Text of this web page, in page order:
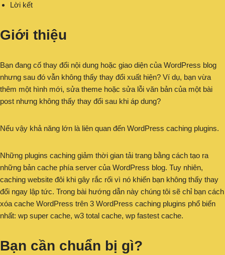
Lời kết
Giới thiệu
Bạn đang cố thay đổi nội dung hoặc giao diện của WordPress blog
nhưng sau đó vẫn không thấy thay đổi xuất hiện? Ví dụ, bạn vừa
thêm một hình mới, sửa theme hoặc sửa lỗi văn bản của một bài
post nhưng không thấy thay đổi sau khi áp dung?
Nếu vậy khả năng lớn là liên quan đến WordPress caching plugins.
Những plugins caching giảm thời gian tải trang bằng cách tạo ra
những bản cache phía server của WordPress blog. Tuy nhiên,
caching website đôi khi gây rắc rối vì nó khiến bạn không thấy thay
đổi ngay lập tức. Trong bài hướng dẫn này chúng tôi sẽ chỉ bạn cách
xóa cache WordPress trên 3 WordPress caching plugins phổ biến
nhất: wp super cache, w3 total cache, wp fastest cache.
Bạn cần chuẩn bị gì?